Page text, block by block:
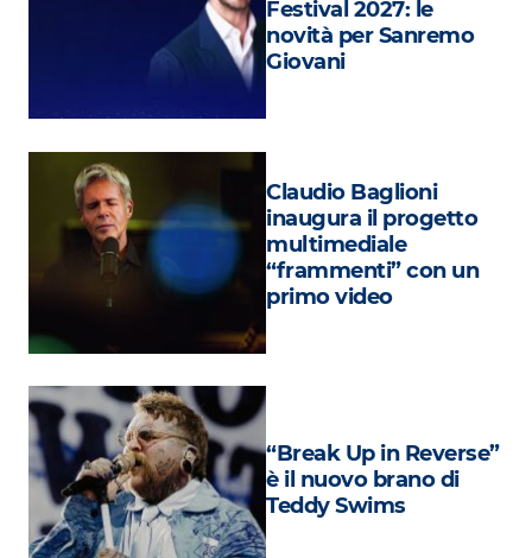
Radio Subasio Music Club
Sanremo 2026
News
Musica
Cultura
Attualità
Costume
Extra
Eventi
Festival 2027: le
novità per Sanremo
Giovani
Claudio Baglioni
inaugura il progetto
multimediale
“frammenti” con un
primo video
“Break Up in Reverse”
è il nuovo brano di
Teddy Swims